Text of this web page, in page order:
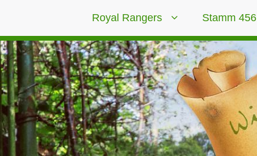
Royal Rangers Stamm 456